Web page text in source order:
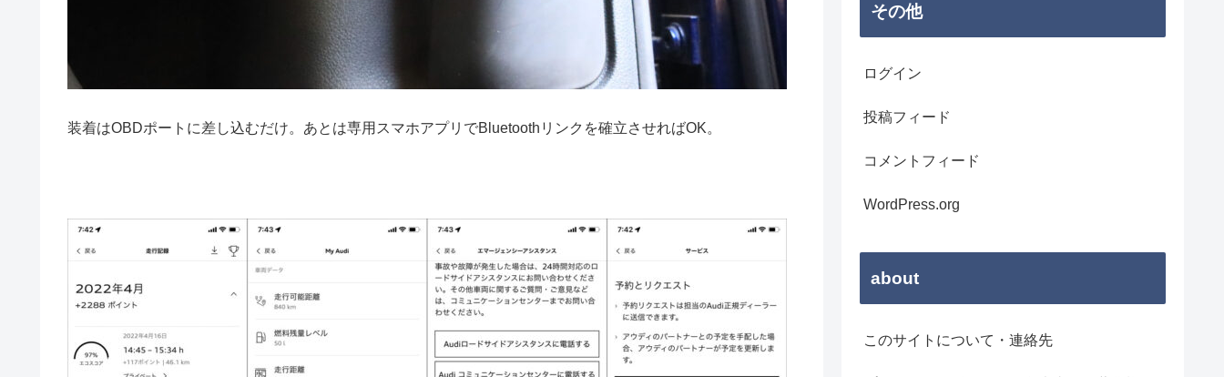
装着はOBDポートに差し込むだけ。あとは専用スマホアプリでBluetoothリンクを確立させればOK。
その他
ログイン
投稿フィード
コメントフィード
WordPress.org
about
このサイトについて・連絡先